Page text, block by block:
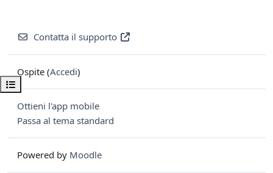
Apri indice del corso
Contatta il supporto
Ospite (Accedi)
Ottieni l'app mobile
Passa al tema standard
Powered by Moodle